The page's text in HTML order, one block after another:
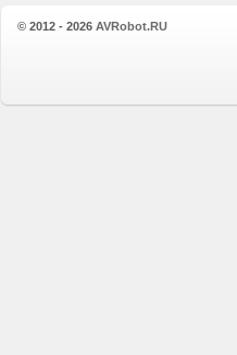
© 2012 - 2026 AVRobot.RU